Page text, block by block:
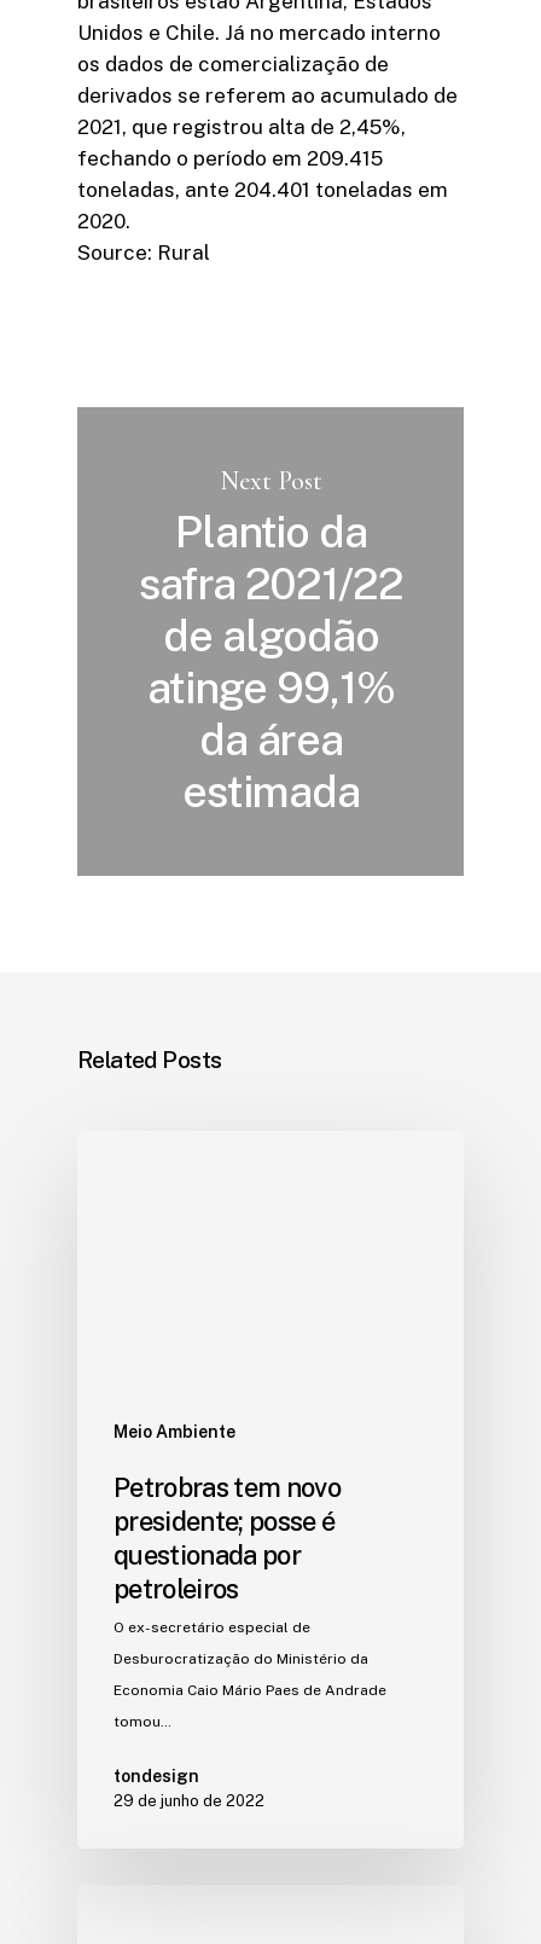
Unidos e Chile. Já no mercado interno
os dados de comercialização de
derivados se referem ao acumulado de
2021, que registrou alta de 2,45%,
fechando o período em 209.415
toneladas, ante 204.401 toneladas em
2020.
Source: Rural
Next Post
Plantio da
safra 2021/22
de algodão
atinge 99,1%
da área
estimada
Related Posts
Meio Ambiente
Petrobras tem novo
presidente; posse é
questionada por
petroleiros
O ex-secretário especial de
Desburocratização do Ministério da
Economia Caio Mário Paes de Andrade
tomou…
tondesign
29 de junho de 2022